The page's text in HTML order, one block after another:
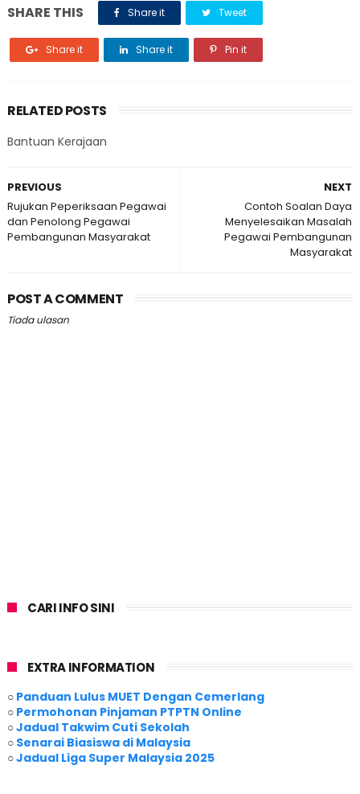
SHARE THIS Share it Tweet
Share it Share it Pin it
RELATED POSTS
Bantuan Kerajaan
NEXT
Contoh Soalan Daya
Menyelesaikan Masalah
Pegawai Pembangunan
Masyarakat
PREVIOUS
Rujukan Peperiksaan Pegawai
dan Penolong Pegawai
Pembangunan Masyarakat
POST A COMMENT
Tiada ulasan
CARI INFO SINI
EXTRA INFORMATION
○ Panduan Lulus MUET Dengan Cemerlang
○ Permohonan Pinjaman PTPTN Online
○Jadual Takwim Cuti Sekolah
○ Senarai Biasiswa di Malaysia
○Jadual Liga Super Malaysia 2025